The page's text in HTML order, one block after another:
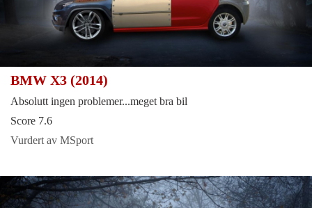
BMW X3 (2014)
Absolutt ingen problemer...meget bra bil
Score 7.6
Vurdert av MSport